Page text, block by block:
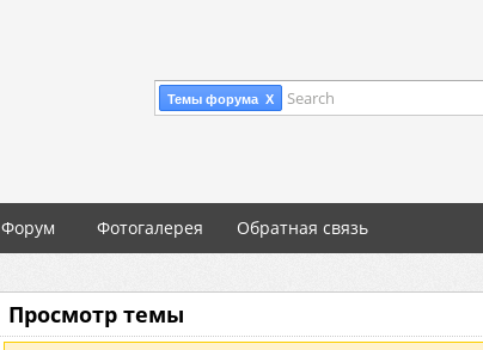
Темы форума X Search
Форум Фотогалерея Обратная связь
Просмотр темы